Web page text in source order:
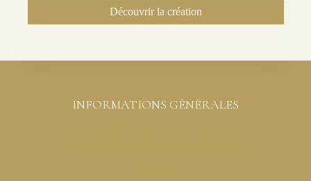
Découvrir la création
INFORMATIONS GÉNÉRALES